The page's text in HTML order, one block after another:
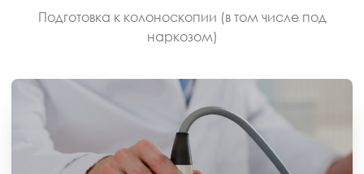
Подготовка к колоноскопии (в том числе под
наркозом)